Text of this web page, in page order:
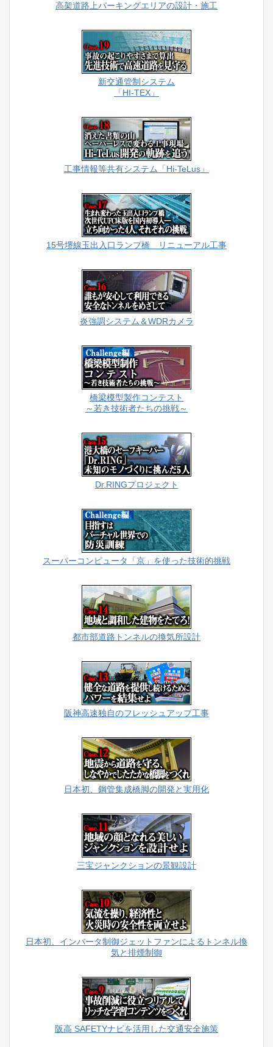
高架道路上パーキングエリアの設計・施工
新交通管制システム
「HI-TEX」
工事情報等共有システム「Hi-TeLus」
15号堺線玉出入口ランプ橋 リニューアル工事
炎強調システム＆WDRカメラ
橋梁模型製作コンテスト
～若き技術者たちの挑戦～
Dr.RINGプロジェクト
スーパーコンピュータ「京」を使った技術的挑戦
都市部道路トンネルの換気所設計
阪神高速独自のフレッシュアップ工事
日本初、鋼管集成橋脚の開発と実用化
三宝ジャンクションの景観設計
日本初、インバータ制御ジェットファンによるトンネル換
気と排煙制御
阪高 SAFETYナビを活用した交通安全施策